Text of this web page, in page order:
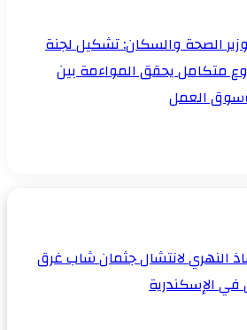
وزير الصحة والسكان: تشكيل لجنة
متكامل يحقق المواءمة بين
العمل
النهري لانتشال جثمان شاب غرق
الإسكندرية